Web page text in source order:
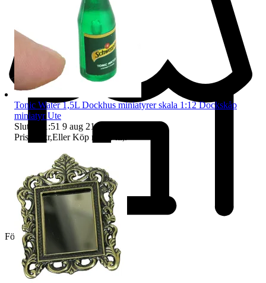
Företag
Tonic Water 1,5L Dockhus miniatyrer skala 1:12 Dockskåp
miniatyr Ute
Sluttid
21:51 9 aug 21:51
Pris:
12 kr,Eller Köp nu